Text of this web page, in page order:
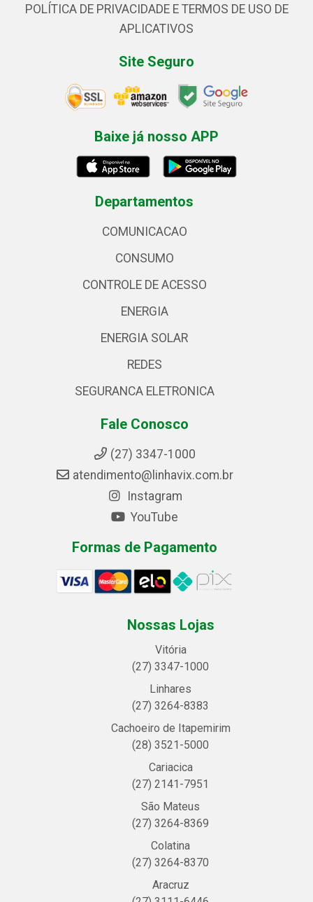
POLÍTICA DE PRIVACIDADE E TERMOS DE USO DE
APLICATIVOS
Site Seguro
Baixe já nosso APP
Departamentos
COMUNICACAO
CONSUMO
CONTROLE DE ACESSO
ENERGIA
ENERGIA SOLAR
REDES
SEGURANCA ELETRONICA
Fale Conosco
(27) 3347-1000
atendimento@linhavix.com.br
Instagram
YouTube
Formas de Pagamento
Nossas Lojas
Vitória
(27) 3347-1000
Linhares
(27) 3264-8383
Cachoeiro de Itapemirim
(28) 3521-5000
Cariacica
(27) 2141-7951
São Mateus
(27) 3264-8369
Colatina
(27) 3264-8370
Aracruz